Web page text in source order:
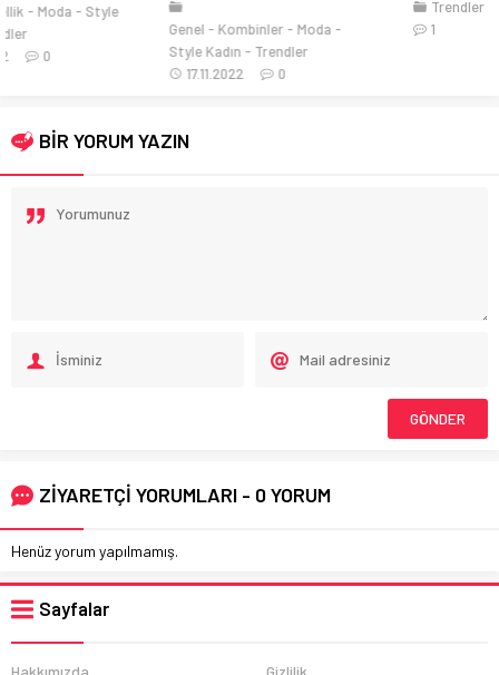
Moda
Style Kadın
Trendler
05.02.2016
1
BİR YORUM YAZIN
ZİYARETÇİ YORUMLARI - 0 YORUM
Henüz yorum yapılmamış.
Sayfalar
Hakkımızda Gizlilik